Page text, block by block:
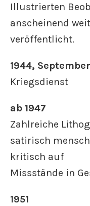
Illustrierten
anscheinend
veröffentlicht.
1944,
Kriegsdienst
ab 1947
Zahlreiche
satirisch
kritisch auf
Missstände in
1951